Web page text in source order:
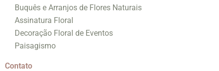
Buquês e Arranjos de Flores Naturais
Assinatura Floral
Decoração Floral de Eventos
Paisagismo
Contato